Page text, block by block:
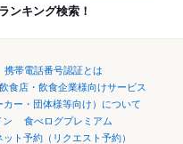
ンキング検索！
携帯電話番号認証とは
飲食店・飲食企業様向けサービス
カー・団体様等向け）について
ン
食べログプレミアム
ット予約（リクエスト予約）